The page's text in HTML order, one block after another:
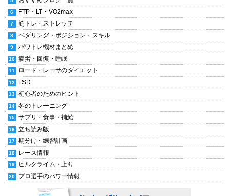
FTP・LT・VO2max
筋トレ・ストレッチ
ペダリング・ポジション・スキル
パワトレ機材まとめ
疲労・回復・睡眠
ロード・レーサのダイエット
LSD
初心者のためのヒント
冬のトレーニング
サプリ・食事・補給
立ち読み版
期分け・練習計画
レース情報
ヒルクライム・上り
プロ選手のパワー情報